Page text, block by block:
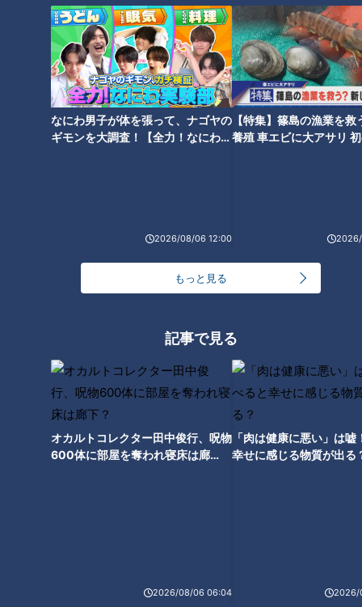
なにわ男子が体を張って、ナゴヤの
ギモンを大調査！【全力！なにわ実
2026/08/06 12:00
【特集】篠島の漁業を救
養殖 車エビに大アサリ
もっと見る
記事で見る
オカルトコレクター田中俊行、呪物
600体に部屋を奪われ寝床は廊
2026/08/06 06:04
「肉は健康に悪い」は嘘
幸せに感じる物質が出る
2026/
保阪尚希【スジナシ】サイレン
ト芝居最長！？鶴瓶「黙る勇気
っているんですよ」
山本學【スジナシ】鶴瓶「あん
な人に手をつけるなんて、バレ
るの丸わかり」
定？悪男？鶴瓶「ドロドロやん
ーク充実回！鶴瓶「何しても全
「自分はあの俳優に似てる」
片岡鶴太郎【スジナシ】鶴瓶
「やっぱりお笑いやなぁ」まる
でネタ合戦な暴走ストーリ
ー！？
タグ